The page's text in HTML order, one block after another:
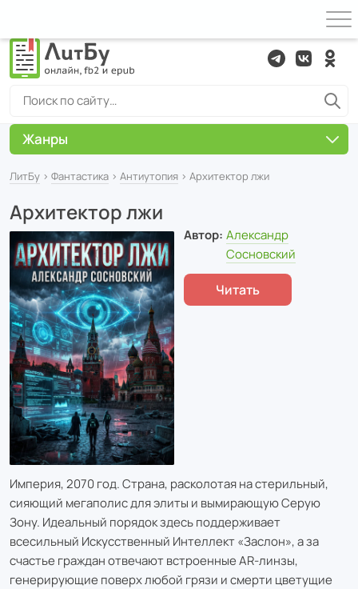
ЛитБу › Фантастика › Антиутопия › Архитектор лжи
Архитектор лжи
Автор: Александр
Сосновский
Читать
Империя, 2070 год. Страна, расколотая на стерильный,
сияющий мегаполис для элиты и вымирающую Серую
Зону. Идеальный порядок здесь поддерживает
всесильный Искусственный Интеллект «Заслон», а за
счастье граждан отвечают встроенные AR-линзы,
генерирующие поверх любой грязи и смерти цветущие
Жанры